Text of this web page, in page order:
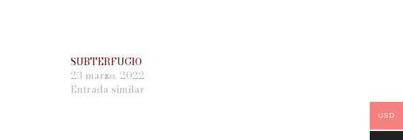
SUBTERFUGIO
23 marzo, 2022
Entrada similar
USD